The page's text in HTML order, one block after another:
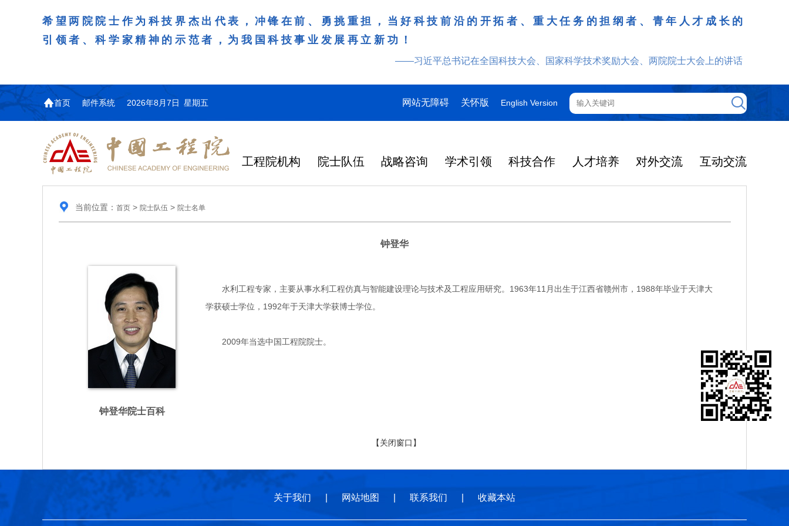
希望两院院士作为科技界杰出代表，冲锋在前、勇挑重担，当好科技前沿的开拓者、重大任务的担纲者、青年人才成长的
引领者、科学家精神的示范者，为我国科技事业发展再立新功！
——习近平总书记在全国科技大会、国家科学技术奖励大会、两院院士大会上的讲话
首页 邮件系统 2026年8月7日 星期五 网站无障碍 关怀版 English Version
工程院机构 院士队伍 战略咨询 学术引领 科技合作 人才培养 对外交流 互动交流
当前位置： 首页> 院士队伍 > 院士名单
钟登华
钟登华院士百科
水利工程专家，主要从事水利工程仿真与智能建设理论与技术及工程应用研究。1963年11月出生于江西省赣州市，1988年毕业于天津大
学获硕士学位，1992年于天津大学获博士学位。
2009年当选中国工程院院士。
【关闭窗口】
关于我们 网站地图 联系我们 收藏本站